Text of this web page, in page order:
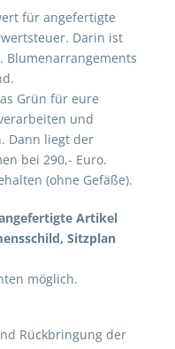
für angefertigte
Darin ist
Blumenarrangements
Grün für eure
und
Dann liegt der
bei 290,- Euro.
(ohne Gefäße).
Artikel
Sitzplan
möglich.
Rückbringung der